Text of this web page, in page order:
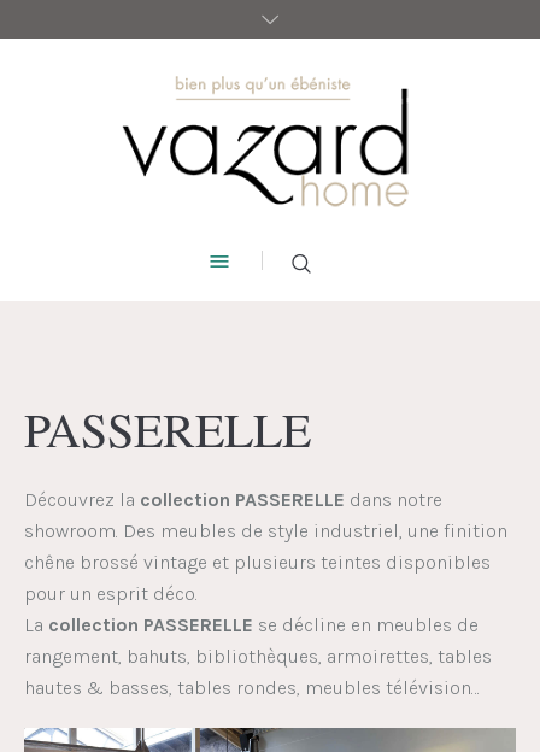
PASSERELLE
Découvrez la collection PASSERELLE dans notre
showroom. Des meubles de style industriel, une finition
chêne brossé vintage et plusieurs teintes disponibles
pour un esprit déco.
La collection PASSERELLE se décline en meubles de
rangement, bahuts, bibliothèques, armoirettes, tables
hautes & basses, tables rondes, meubles télévision…